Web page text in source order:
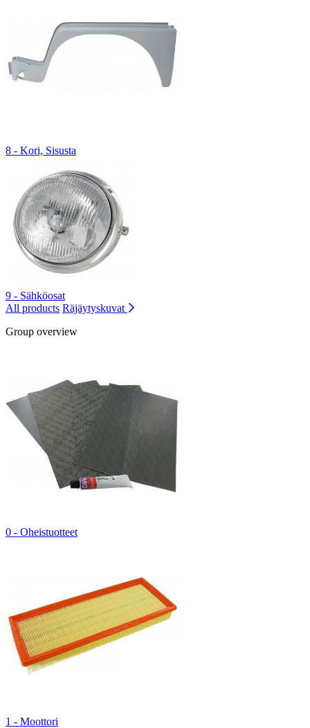
8 - Kori, Sisusta
9 - Sähköosat
All products Räjäytyskuvat
Group overview
0 - Oheistuotteet
1 - Moottori